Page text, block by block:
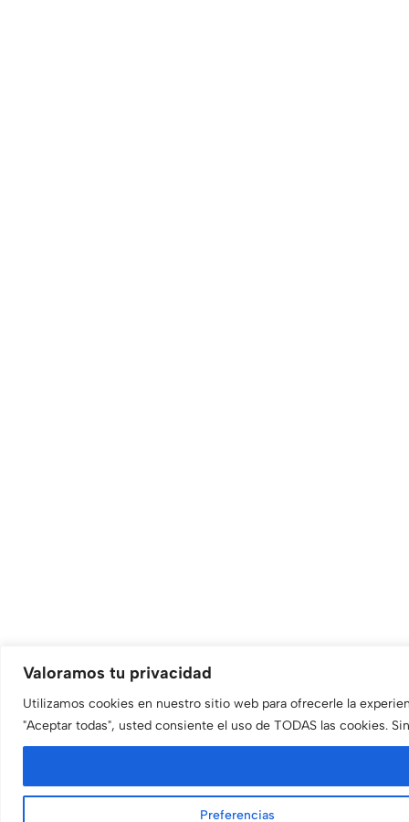
Valoramos tu privacidad
Utilizamos cookies en nuestro sitio web para ofrecerle la
"Aceptar todas", usted consiente el uso de TODAS las cookies.
Preferencias